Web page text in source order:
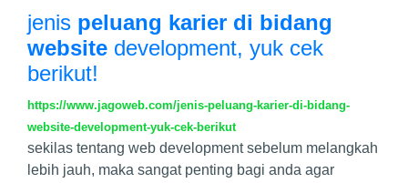
jenis peluang karier di bidang
website development, yuk cek
berikut!
https://www.jagoweb.com/jenis-peluang-karier-di-bidang-
website-development-yuk-cek-berikut
sekilas tentang web development sebelum melangkah
lebih jauh, maka sangat penting bagi anda agar